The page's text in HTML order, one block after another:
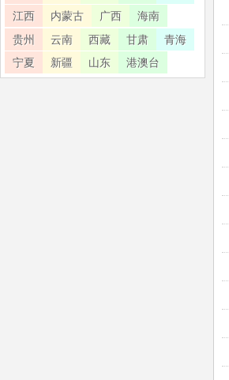
江西
内蒙古 广西
海南
贵州
云南 西藏 甘肃
青海
宁夏
新疆 山东 港澳台